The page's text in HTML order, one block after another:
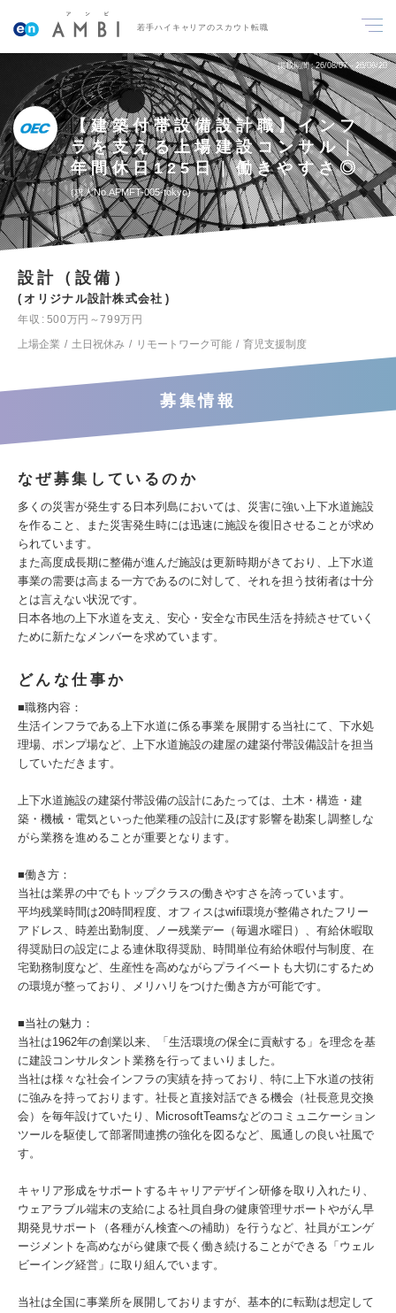
若手ハイキャリアのスカウト転職
掲載期間 26/08/07～26/08/20
【建築付帯設備設計職】インフ
ラを支える上場建設コンサル｜
年間休日125日｜働きやすさ◎
求人No.APMFT-005-tokyo
設計（設備）
オリジナル設計株式会社
年収
500万円～799万円
上場企業
土日祝休み リモートワーク可能 育児支援制度
募集情報
なぜ募集しているのか
多くの災害が発生する日本列島においては、災害に強い上下水道施設
を作ること、また災害発生時には迅速に施設を復旧させることが求め
られています。
また高度成長期に整備が進んだ施設は更新時期がきており、上下水道
事業の需要は高まる一方であるのに対して、それを担う技術者は十分
とは言えない状況です。
日本各地の上下水道を支え、安心・安全な市民生活を持続させていく
ために新たなメンバーを求めています。
どんな仕事か
■職務内容：
生活インフラである上下水道に係る事業を展開する当社にて、下水処
理場、ポンプ場など、上下水道施設の建屋の建築付帯設備設計を担当
していただきます。
上下水道施設の建築付帯設備の設計にあたっては、土木・構造・建
築・機械・電気といった他業種の設計に及ぼす影響を勘案し調整しな
がら業務を進めることが重要となります。
■働き方：
当社は業界の中でもトップクラスの働きやすさを誇っています。
平均残業時間は20時間程度、オフィスはwifi環境が整備されたフリー
アドレス、時差出勤制度、ノー残業デー（毎週水曜日）、有給休暇取
得奨励日の設定による連休取得奨励、時間単位有給休暇付与制度、在
宅勤務制度など、生産性を高めながらプライベートも大切にするため
の環境が整っており、メリハリをつけた働き方が可能です。
■当社の魅力：
当社は1962年の創業以来、「生活環境の保全に貢献する」を理念を基
に建設コンサルタント業務を行ってまいりました。
当社は様々な社会インフラの実績を持っており、特に上下水道の技術
に強みを持っております。社長と直接対話できる機会（社長意見交換
会）を毎年設けていたり、MicrosoftTeamsなどのコミュニケーション
ツールを駆使して部署間連携の強化を図るなど、風通しの良い社風で
す。
キャリア形成をサポートするキャリアデザイン研修を取り入れたり、
ウェアラブル端末の支給による社員自身の健康管理サポートやがん早
期発見サポート（各種がん検査への補助）を行うなど、社員がエンゲ
ージメントを高めながら健康で長く働き続けることができる「ウェル
ビーイング経営」に取り組んでいます。
当社は全国に事業所を展開しておりますが、基本的に転勤は想定して